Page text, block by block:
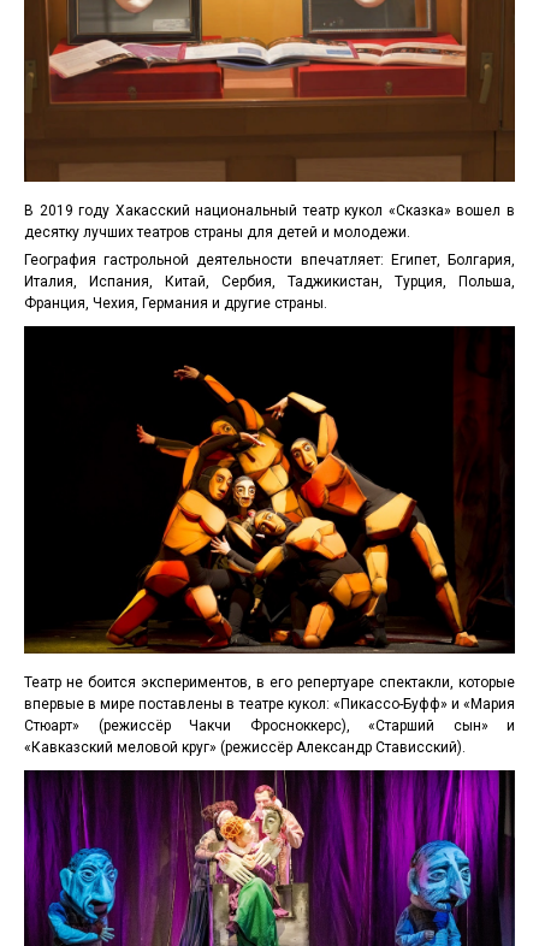
В 2019 году Хакасский национальный театр кукол «Сказка» вошел в
десятку лучших театров страны для детей и молодежи.
География гастрольной деятельности впечатляет: Египет, Болгария,
Италия, Испания, Китай, Сербия, Таджикистан, Турция, Польша,
Франция, Чехия, Германия и другие страны.
Театр не боится экспериментов, в его репертуаре спектакли, которые
впервые в мире поставлены в театре кукол: «Пикассо-Буфф» и «Мария
Стюарт» (режиссёр Чакчи Фросноккерс), «Старший сын» и
«Кавказский меловой круг» (режиссёр Александр Стависский).